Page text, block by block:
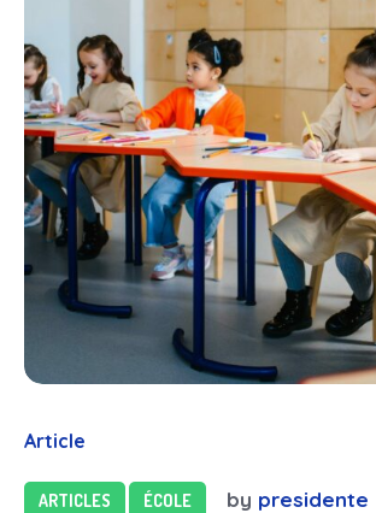
Article
ARTICLES ÉCOLE by presidente